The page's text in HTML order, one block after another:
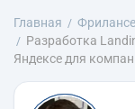
Главная
Разработка
Яндексе для